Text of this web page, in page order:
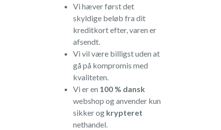
Vi hæver først det
skyldige beløb fra dit
kreditkort efter, varen er
afsendt.
Vi vil være billigst uden at
gå på kompromis med
kvaliteten.
Vi er en 100 % dansk
webshop og anvender kun
sikker og krypteret
nethandel.